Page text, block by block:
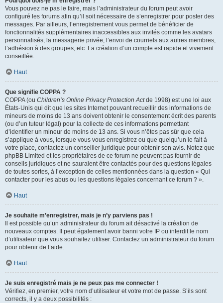
Vous pouvez ne pas le faire, mais l’administrateur du forum peut avoir
configuré les forums afin qu’il soit nécessaire de s’enregistrer pour poster des
messages. Par ailleurs, l’enregistrement vous permet de bénéficier de
fonctionnalités supplémentaires inaccessibles aux invités comme les avatars
personnalisés, la messagerie privée, l’envoi de courriels aux autres membres,
l’adhésion à des groupes, etc. La création d’un compte est rapide et vivement
conseillée.
Haut
Que signifie COPPA ?
COPPA (ou Children’s Online Privacy Protection Actde 1998) est une loi aux
États-Unis qui dit que les sites Internet pouvant recueillir des informations de
mineurs de moins de 13 ans doivent obtenir le consentement écrit des parents
(ou d’un tuteur légal) pour la collecte de ces informations permettant
d’identifier un mineur de moins de 13 ans. Si vous n’êtes pas sûr que cela
s’applique à vous, lorsque vous vous enregistrez ou que quelqu’un le fait à
votre place, contactez un conseiller juridique pour obtenir son avis. Notez que
phpBB Limited et les propriétaires de ce forum ne peuvent pas fournir de
conseils juridiques et ne sauraient être contactés pour des questions légales
de toutes sortes, à l’exception de celles mentionnées dans la question « Qui
contacter pour les abus ou les questions légales concernant ce forum ? ».
Haut
Je souhaite m’enregistrer, mais je n’y parviens pas !
Il est possible qu’un administrateur du forum ait désactivé la création de
nouveaux comptes. Il peut également avoir banni votre IP ou interdit le nom
d’utilisateur que vous souhaitez utiliser. Contactez un administrateur du forum
pour obtenir de l’aide.
Haut
Je suis enregistré mais je ne peux pas me connecter !
Vérifiez, en premier, votre nom d’utilisateur et votre mot de passe. S’ils sont
corrects, il y a deux possibilités :